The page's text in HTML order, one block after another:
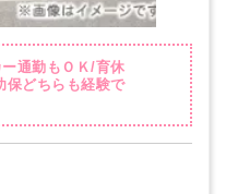
ー通勤もＯＫ/育休
どちらも経験で